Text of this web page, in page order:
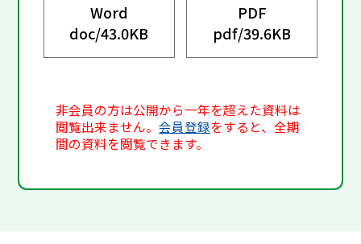
Word
doc/43.0KB
PDF
pdf/39.6KB
非会員の方は公開から一年を超えた資料は
閲覧出来ません。会員登録をすると、全期
間の資料を閲覧できます。